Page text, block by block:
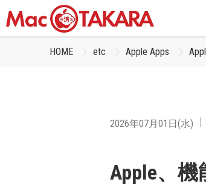
HOME etc Apple Apps
2026年07月01日(水)
Apple、